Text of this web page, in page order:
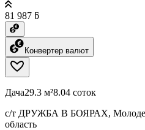
81 987 ƃ
Конвертер валют
Дача29.3 м²8.04 соток
с/т ДРУЖБА В БОЯРАХ,
область